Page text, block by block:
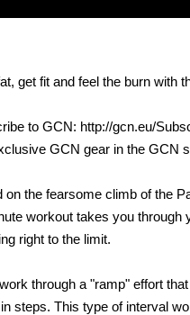
get fit and feel the burn with
to GCN: http://gcn.eu/
GCN gear in the GCN
on the fearsome climb of the
workout takes you through
right to the limit.
through a "ramp" effort
steps. This type of interval